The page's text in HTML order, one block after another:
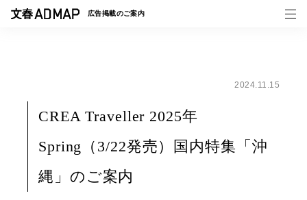
広告掲載のご案内
事例一覧
トピックス
2024.11.15
CREA Traveller 2025年
Spring（3/22発売）国内特集「沖
縄」のご案内